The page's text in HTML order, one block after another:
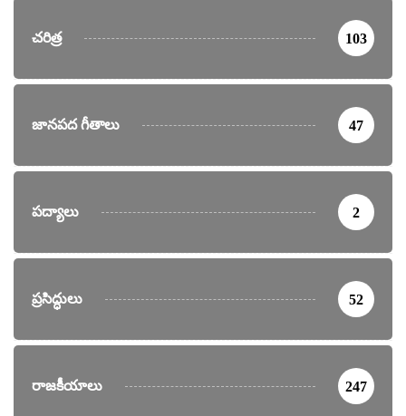
చరిత్ర 103
జానపద గీతాలు 47
పద్యాలు 2
ప్రసిద్ధులు 52
రాజకీయాలు 247